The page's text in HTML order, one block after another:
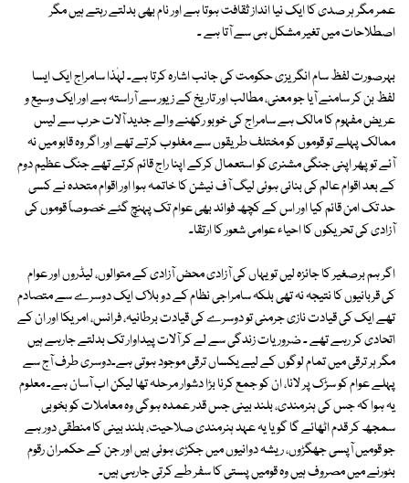
عمر مگر ہر صدی کا ایک نیا انداز ثقافت ہوتا ہے اور نام بھی بدلتے رہتے ہیں مگر
اصطلاحات میں تغیر مشکل ہی سے آتا ہے ۔
بہرصورت لفظ سام انگریزی حکومت کی جانب اشارہ کرتا ہے۔ لہٰذا سامراج ایک ایسا
لفظ بن کر سامنے آیا جو معنی، مطالب اور تاریخ کے زیور سے آراستہ ہے اور ایک وسیع و
عریض مفہوم کا مالک ہے سامراج کی خوبو رکھنے والے جدید آلات حرب سے لیس
ممالک پہلے تو قوموں کو مختلف طریقوں سے مغلوب کرتے تھے اور اگر وہ قابو میں نہ
آئے تو پھر اپنی جنگی مشنری کو استعمال کرکے اپنا راج قائم کرتے تھے جنگ عظیم دوم
کے بعد اقوام عالم کی بنائی ہوئی لیگ آف نیشن کا خاتمہ ہوا اور اقوام متحدہ نے کسی
حد تک امن قائم کیا اور اس کے کچھ فوائد بھی عوام تک پہنچ گئے خصوصاً قوموں کی
آزادی کی تحریکوں کا احیاء عوامی شعور کا ارتقا۔
اگر ہم برصغیر کا جائزہ لیں تو یہاں کی آزادی محض آزادی کے متوالوں، لیڈروں اور عوام
کی قربانیوں کا نتیجہ نہ تھی بلکہ سامراجی نظام کے دو بلاک ایک دوسرے سے متصادم
تھے ایک کی قیادت نازی جرمنی تو دوسرے کی قیادت برطانیہ، فرانس، امریکا اور ان کے
اتحادی کر رہے تھے ۔ ضروریات زندگی سے لے کر آلات پیداوار تک بدلتے جارہے ہیں
مگر ہر ترقی میں تمام لوگوں کے لیے یکساں ترقی موجود ہوتی ہے۔دوسری طرف آج سے
پہلے عوام کو سڑک پر لانا، ان کو جمع کرنا بڑا دشوار مرحلہ تھا لیکن اب آسان ہے۔ معلوم
یہ ہوا کہ جس کی ہنرمندی، بلند بینی جس قدر عمدہ ہوگی وہ معاملات کو بخوبی
سمجھ کر قدم اٹھائے گا گویا یہ عہد ہنرمندی صلاحیت، بلند بینی کا منطقی دور ہے
جو قومیں آپسی جھگڑوں، ریشہ دوانیوں میں جکڑی ہوئی ہیں اور جن کے حکمران رقوم
بٹورنے میں مصروف ہیں وہ قومیں پستی کا سفر طے کرتی جارہی ہیں۔